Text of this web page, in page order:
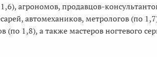
агрономов, продавцов-
автомехаников, метрологов (по
1,8), а также мастеров ногтевого